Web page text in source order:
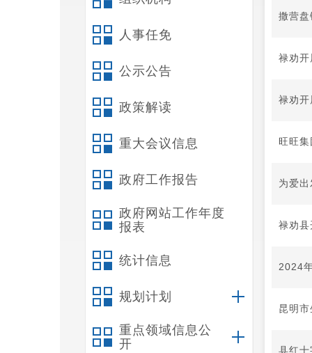
人事任免
公示公告
政策解读
重大会议信息
政府工作报告
政府网站工作年度
报表
统计信息
规划计划
重点领域信息公
开
撒营
禄劝开
禄劝开
旺旺
为爱
禄劝
2024
昆明
县红